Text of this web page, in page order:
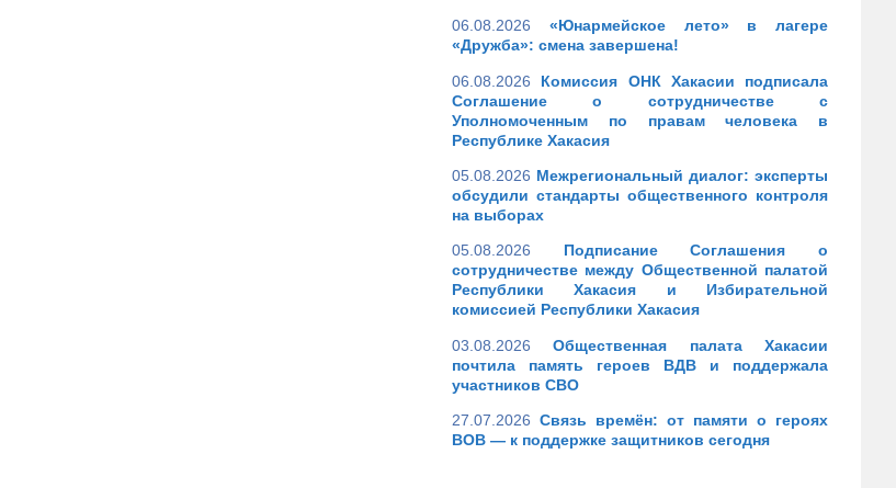
06.08.2026
«Юнармейское лето» в лагере
«Дружба»: смена завершена!
06.08.2026
Комиссия ОНК Хакасии подписала
Соглашение о сотрудничестве с
Уполномоченным по правам человека в
Республике Хакасия
05.08.2026 Межрегиональный диалог: эксперты
обсудили стандарты общественного контроля
на выборах
05.08.2026
Подписание Соглашения о
сотрудничестве между Общественной палатой
Республики Хакасия и Избирательной
комиссией Республики Хакасия
03.08.2026
Общественная палата Хакасии
почтила память героев ВДВ и поддержала
участников СВО
27.07.2026 Связь времён: от памяти о героях
ВОВ — к поддержке защитников сегодня